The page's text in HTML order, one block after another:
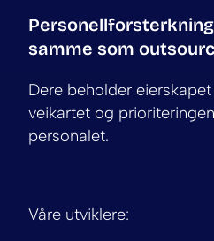
samme som
Dere beholder
veikartet og
personalet.
Våre utviklere: